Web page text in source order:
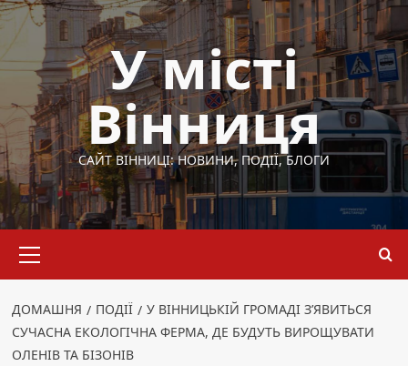
Перейти
до
вмісту
У місті
Вінниця
САЙТ ВІННИЦІ: НОВИНИ, ПОДІЇ, БЛОГИ
меню
ДОМАШНЯ ПОДІЇ
У ВІННИЦЬКІЙ ГРОМАДІ З’ЯВИТЬСЯ
СУЧАСНА ЕКОЛОГІЧНА ФЕРМА, ДЕ БУДУТЬ ВИРОЩУВАТИ
ОЛЕНІВ ТА БІЗОНІВ